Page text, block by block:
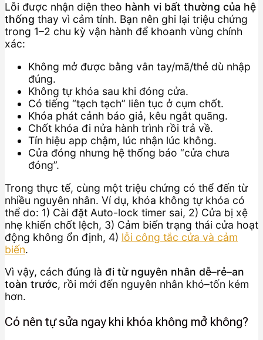
Lỗi được nhận diện theo hành vi bất thường của hệ
thống thay vì cảm tính. Bạn nên ghi lại triệu chứng
trong 1–2 chu kỳ vận hành để khoanh vùng chính
xác:
Không mở được bằng vân tay/mã/thẻ dù nhập
đúng.
Không tự khóa sau khi đóng cửa.
Có tiếng “tạch tạch” liên tục ở cụm chốt.
Khóa phát cảnh báo giả, kêu ngắt quãng.
Chốt khóa đi nửa hành trình rồi trả về.
Tín hiệu app chậm, lúc nhận lúc không.
Cửa đóng nhưng hệ thống báo “cửa chưa
đóng”.
Trong thực tế, cùng một triệu chứng có thể đến từ
nhiều nguyên nhân. Ví dụ, khóa không tự khóa có
thể do: 1) Cài đặt Auto-lock timer sai, 2) Cửa bị xệ
nhẹ khiến chốt lệch, 3) Cảm biến trạng thái cửa hoạt
động không ổn định, 4) lỗi công tắc cửa và cảm
biến.
Vì vậy, cách đúng là đi từ nguyên nhân dễ–rẻ–an
toàn trước, rồi mới đến nguyên nhân khó–tốn kém
hơn.
Có nên tự sửa ngay khi khóa không mở không?